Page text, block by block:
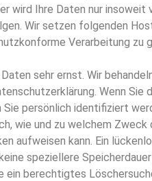
wird Ihre Daten nur insoweit
Wir setzen folgenden
Verarbeitung zu
sehr ernst. Wir
Wenn Sie
persönlich identifiziert
wie und zu welchem Zweck
aufweisen kann. Ein
speziellere
ein berechtigtes